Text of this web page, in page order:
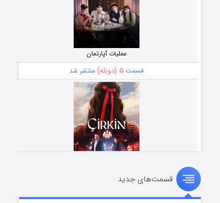
عملیات آپارتمان
قسمت ۵ (دوبله) منتشر شد
سریال زشت
قسمت۲ (زیرنویس) منتشر شد
قسمت‌های جدید